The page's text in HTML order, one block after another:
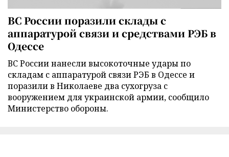
ВС России поразили склады с
аппаратурой связи и средствами РЭБ в
Одессе
ВС России нанесли высокоточные удары по
складам с аппаратурой связи РЭБ в Одессе и
поразили в Николаеве два сухогруза с
вооружением для украинской армии, сообщило
Министерство обороны.